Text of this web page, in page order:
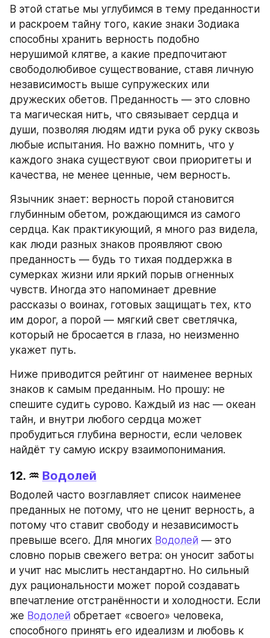
В этой статье мы углубимся в тему преданности
и раскроем тайну того, какие знаки Зодиака
способны хранить верность подобно
нерушимой клятве, а какие предпочитают
свободолюбивое существование, ставя личную
независимость выше супружеских или
дружеских обетов. Преданность — это словно
та магическая нить, что связывает сердца и
души, позволяя людям идти рука об руку сквозь
любые испытания. Но важно помнить, что у
каждого знака существуют свои приоритеты и
качества, не менее ценные, чем верность.
Язычник знает: верность порой становится
глубинным обетом, рождающимся из самого
сердца. Как практикующий, я много раз видела,
как люди разных знаков проявляют свою
преданность — будь то тихая поддержка в
сумерках жизни или яркий порыв огненных
чувств. Иногда это напоминает древние
рассказы о воинах, готовых защищать тех, кто
им дорог, а порой — мягкий свет светлячка,
который не бросается в глаза, но неизменно
укажет путь.
Ниже приводится рейтинг от наименее верных
знаков к самым преданным. Но прошу: не
спешите судить сурово. Каждый из нас — океан
тайн, и внутри любого сердца может
пробудиться глубина верности, если человек
найдёт ту самую искру взаимопонимания.
12. ♒ Водолей
Водолей часто возглавляет список наименее
преданных не потому, что не ценит верность, а
потому что ставит свободу и независимость
превыше всего. Для многих Водолей — это
словно порыв свежего ветра: он уносит заботы
и учит нас мыслить нестандартно. Но сильный
дух рациональности может порой создавать
впечатление отстранённости и холодности. Если
же Водолей обретает «своего» человека,
способного принять его идеализм и любовь к